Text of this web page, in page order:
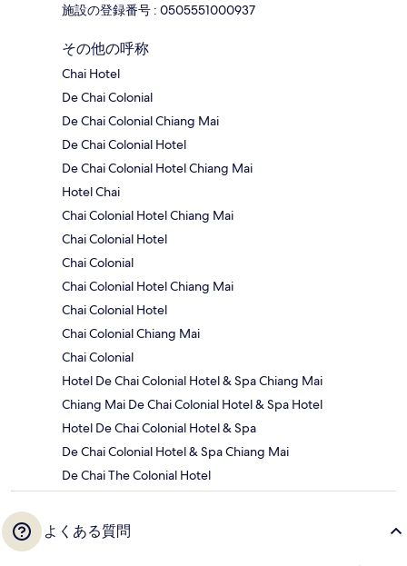
施設の登録番号 : 0505551000937
その他の呼称
Chai Hotel
De Chai Colonial
De Chai Colonial Chiang Mai
De Chai Colonial Hotel
De Chai Colonial Hotel Chiang Mai
Hotel Chai
Chai Colonial Hotel Chiang Mai
Chai Colonial Hotel
Chai Colonial
Chai Colonial Hotel Chiang Mai
Chai Colonial Hotel
Chai Colonial Chiang Mai
Chai Colonial
Hotel De Chai Colonial Hotel & Spa Chiang Mai
Chiang Mai De Chai Colonial Hotel & Spa Hotel
Hotel De Chai Colonial Hotel & Spa
De Chai Colonial Hotel & Spa Chiang Mai
De Chai The Colonial Hotel
よくある質問